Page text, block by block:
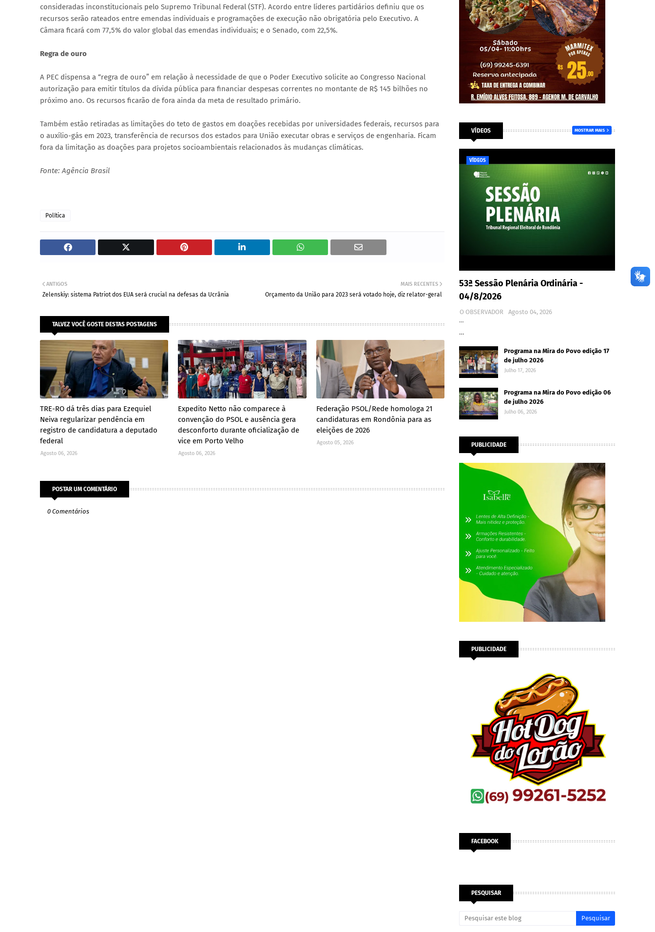
consideradas inconstitucionais pelo Supremo Tribunal Federal (STF). Acordo entre líderes partidários definiu que os
recursos serão rateados entre emendas individuais e programações de execução não obrigatória pelo Executivo. A
Câmara ficará com 77,5% do valor global das emendas individuais; e o Senado, com 22,5%.
Regra de ouro
A PEC dispensa a “regra de ouro” em relação à necessidade de que o Poder Executivo solicite ao Congresso Nacional
autorização para emitir títulos da dívida pública para financiar despesas correntes no montante de R$ 145 bilhões no
próximo ano. Os recursos ficarão de fora ainda da meta de resultado primário.
Também estão retiradas as limitações do teto de gastos em doações recebidas por universidades federais, recursos para
o auxílio-gás em 2023, transferência de recursos dos estados para União executar obras e serviços de engenharia. Ficam
fora da limitação as doações para projetos socioambientais relacionados às mudanças climáticas.
Fonte: Agência Brasil
Política
MAIS RECENTES
Orçamento da União para 2023 será votado hoje, diz relator-geral
ANTIGOS
Zelenskiy: sistema Patriot dos EUA será crucial na defesas da Ucrânia
TALVEZ VOCÊ GOSTE DESTAS POSTAGENS
TRE-RO dá três dias para Ezequiel
Neiva regularizar pendência em
registro de candidatura a deputado
federal
Agosto 06, 2026
Expedito Netto não comparece à
convenção do PSOL e ausência gera
desconforto durante oficialização de
vice em Porto Velho
Agosto 06, 2026
Federação PSOL/Rede homologa 21
candidaturas em Rondônia para as
eleições de 2026
Agosto 05, 2026
POSTAR UM COMENTÁRIO
0 Comentários
VÍDEOS MOSTRAR MAIS
VÍDEOS
53ª Sessão Plenária Ordinária -
04/8/2026
O OBSERVADOR
Agosto 04, 2026
…
…
Programa na Mira do Povo edição 17
de julho 2026
Julho 17, 2026
Programa na Mira do Povo edição 06
de julho 2026
Julho 06, 2026
PUBLICIDADE
PUBLICIDADE
FACEBOOK
PESQUISAR